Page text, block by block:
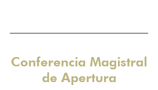
Conferencia Magistral
de Apertura